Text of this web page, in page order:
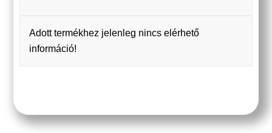
Adott termékhez jelenleg nincs elérhető
információ!